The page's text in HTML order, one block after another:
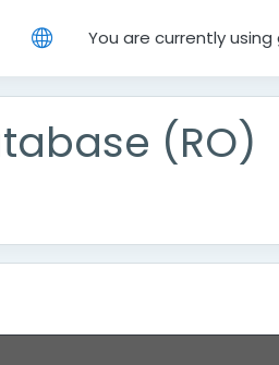
You are currently
(RO)